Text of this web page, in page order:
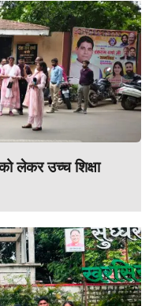
लेकर उच्च शिक्षा